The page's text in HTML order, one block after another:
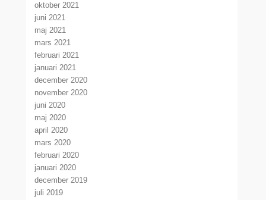
oktober 2021
juni 2021
maj 2021
mars 2021
februari 2021
januari 2021
december 2020
november 2020
juni 2020
maj 2020
april 2020
mars 2020
februari 2020
januari 2020
december 2019
juli 2019